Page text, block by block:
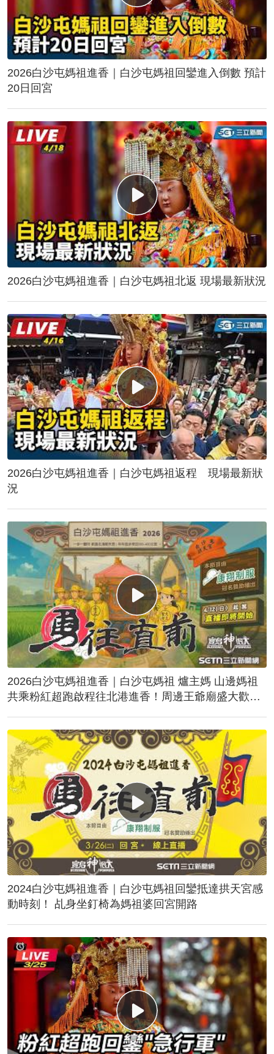
2026白沙屯媽祖進香｜白沙屯媽祖回鑾進入倒數 預計
20日回宮
2026白沙屯媽祖進香｜白沙屯媽祖北返 現場最新狀況
2026白沙屯媽祖進香｜白沙屯媽祖返程 現場最新狀
況
2026白沙屯媽祖進香｜白沙屯媽祖 爐主媽 山邊媽祖
共乘粉紅超跑啟程往北港進香！周邊王爺廟盛大歡
2024白沙屯媽祖進香｜白沙屯媽祖回鑾抵達拱天宮感
動時刻！ 乩身坐釘椅為媽祖婆回宮開路